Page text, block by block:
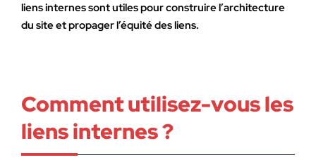
liens internes sont utiles pour construire l’architecture
du site et propager l’équité des liens.
Comment utilisez-vous les
liens internes ?